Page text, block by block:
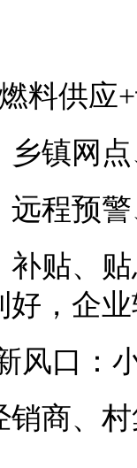
料供应
镇网
程预
贴、
好，企
风口：
商、